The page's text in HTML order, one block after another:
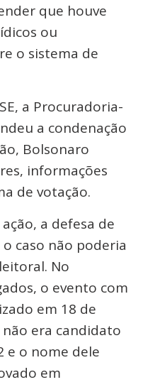
que houve
ou
o sistema de
a Procuradoria-
a condenação
Bolsonaro
informações
de votação.
a defesa de
caso não poderia
No
o evento com
em 18 de
era candidato
e o nome dele
em